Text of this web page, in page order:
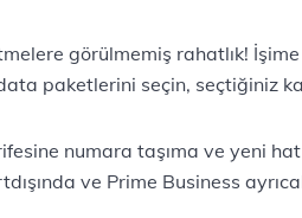
görülmemiş rahatlık!
paketlerini seçin, seçtiğiniz
numara taşıma ve yeni
ve Prime Business